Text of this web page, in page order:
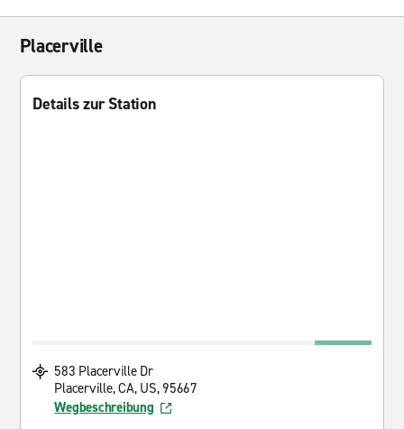
Placerville
Details zur Station
583 Placerville Dr
Placerville, CA, US, 95667
Wegbeschreibung